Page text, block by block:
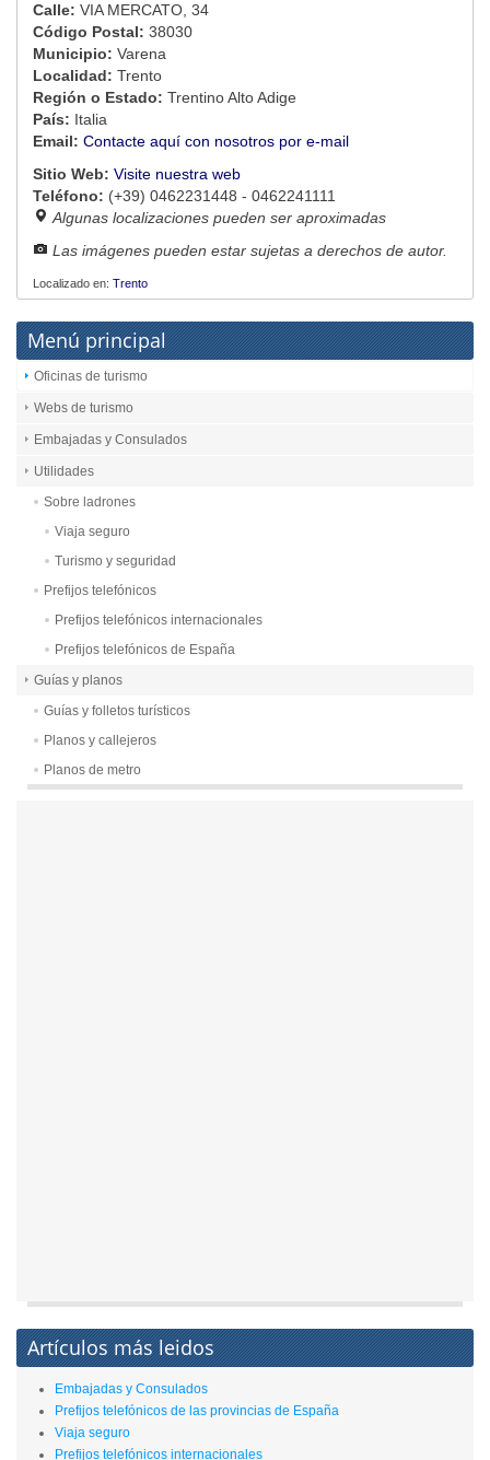
Calle: VIA MERCATO, 34
Código Postal: 38030
Municipio: Varena
Localidad: Trento
Región o Estado: Trentino Alto Adige
País: Italia
Email: Contacte aquí con nosotros por e-mail
Sitio Web: Visite nuestra web
Teléfono: (+39) 0462231448 - 0462241111
Algunas localizaciones pueden ser aproximadas
Las imágenes pueden estar sujetas a derechos de autor.
Localizado en: Trento
Menú principal
Oficinas de turismo
Webs de turismo
Embajadas y Consulados
Utilidades
Sobre ladrones
Viaja seguro
Turismo y seguridad
Prefijos telefónicos
Prefijos telefónicos internacionales
Prefijos telefónicos de España
Guías y planos
Guías y folletos turísticos
Planos y callejeros
Planos de metro
Artículos más leidos
Embajadas y Consulados
Prefijos telefónicos de las provincias de España
Viaja seguro
Prefijos telefónicos internacionales